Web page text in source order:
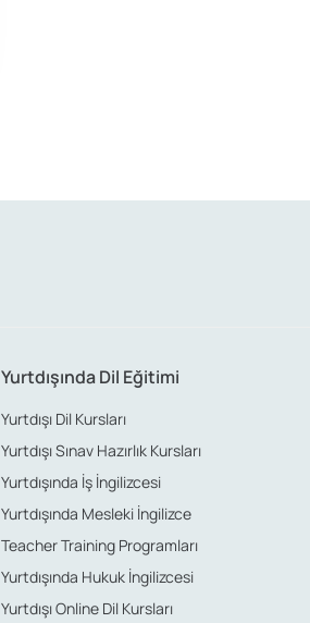
Yurtdışında Dil Eğitimi
Yurtdışı Dil Kursları
Yurtdışı Sınav Hazırlık Kursları
Yurtdışında İş İngilizcesi
Yurtdışında Mesleki İngilizce
Teacher Training Programları
Yurtdışında Hukuk İngilizcesi
Yurtdışı Online Dil Kursları